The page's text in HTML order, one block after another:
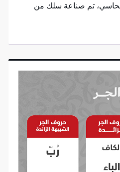
تم صناعة سلك من